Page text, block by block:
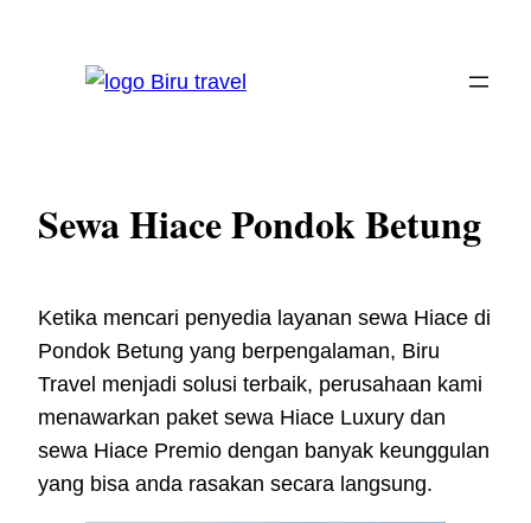
Sewa Hiace Pondok Betung
Ketika mencari penyedia layanan sewa Hiace di
Pondok Betung yang berpengalaman, Biru
Travel menjadi solusi terbaik, perusahaan kami
menawarkan paket sewa Hiace Luxury dan
sewa Hiace Premio dengan banyak keunggulan
yang bisa anda rasakan secara langsung.